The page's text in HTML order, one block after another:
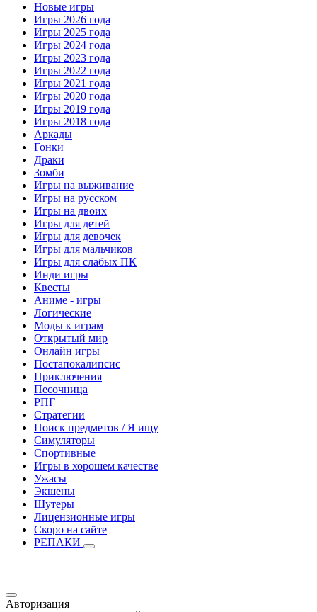
Новые игры
Игры 2026 года
Игры 2025 года
Игры 2024 года
Игры 2023 года
Игры 2022 года
Игры 2021 года
Игры 2020 года
Игры 2019 года
Игры 2018 года
Аркады
Гонки
Драки
Зомби
Игры на выживание
Игры на русском
Игры на двоих
Игры для детей
Игры для девочек
Игры для мальчиков
Игры для слабых ПК
Инди игры
Квесты
Аниме - игры
Логические
Моды к играм
Открытый мир
Онлайн игры
Постапокалипсис
Приключения
Песочница
РПГ
Стратегии
Поиск предметов / Я ищу
Симуляторы
Спортивные
Игры в хорошем качестве
Ужасы
Экшены
Шутеры
Лицензионные игры
Скоро на сайте
РЕПАКИ
Авторизация